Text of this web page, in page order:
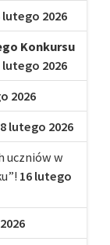
lutego 2026
Konkursu
lutego 2026
2026
lutego 2026
uczniów w
16 lutego